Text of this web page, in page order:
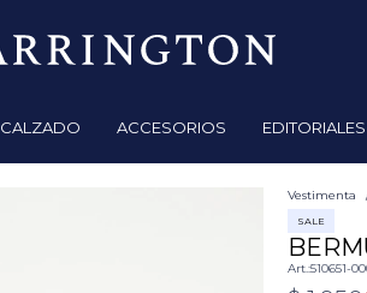
CALZADO ACCESORIOS EDITORIALES
Vestimenta
SALE
510651-